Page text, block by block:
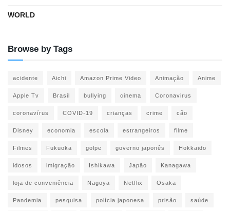
WORLD
Browse by Tags
acidente Aichi Amazon Prime Video Animação Anime
Apple Tv Brasil bullying cinema Coronavirus
coronavírus COVID-19 crianças crime cão
Disney economia escola estrangeiros filme
Filmes Fukuoka golpe governo japonês Hokkaido
idosos imigração Ishikawa Japão Kanagawa
loja de conveniência Nagoya Netflix Osaka
Pandemia pesquisa polícia japonesa prisão saúde